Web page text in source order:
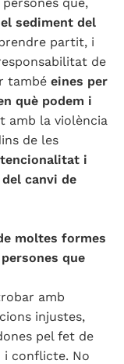
sediment del
partit, i
de
també eines per
què podem i
amb la violència
de les
i
canvi de
moltes formes
que
amb
injustes,
pel fet de
i conflicte. No